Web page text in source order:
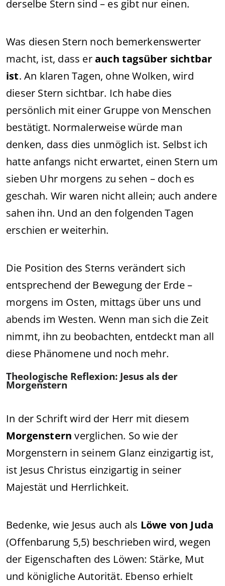
derselbe Stern sind – es gibt nur einen.
Was diesen Stern noch bemerkenswerter
macht, ist, dass erauch tagsüber sichtbar
ist. An klaren Tagen, ohne Wolken, wird
dieser Stern sichtbar. Ich habe dies
persönlich mit einer Gruppe von Menschen
bestätigt. Normalerweise würde man
denken, dass dies unmöglich ist. Selbst ich
hatte anfangs nicht erwartet, einen Stern um
sieben Uhr morgens zu sehen – doch es
geschah. Wir waren nicht allein; auch andere
sahen ihn. Und an den folgenden Tagen
erschien er weiterhin.
Die Position des Sterns verändert sich
entsprechend der Bewegung der Erde –
morgens im Osten, mittags über uns und
abends im Westen. Wenn man sich die Zeit
nimmt, ihn zu beobachten, entdeckt man all
diese Phänomene und noch mehr.
Theologische Reflexion: Jesus als der
Morgenstern
In der Schrift wird der Herr mit diesem
Morgenstern verglichen. So wie der
Morgenstern in seinem Glanz einzigartig ist,
ist Jesus Christus einzigartig in seiner
Majestät und Herrlichkeit.
Bedenke, wie Jesus auch als Löwe von Juda
(Offenbarung 5,5) beschrieben wird, wegen
der Eigenschaften des Löwen: Stärke, Mut
und königliche Autorität. Ebenso erhielt